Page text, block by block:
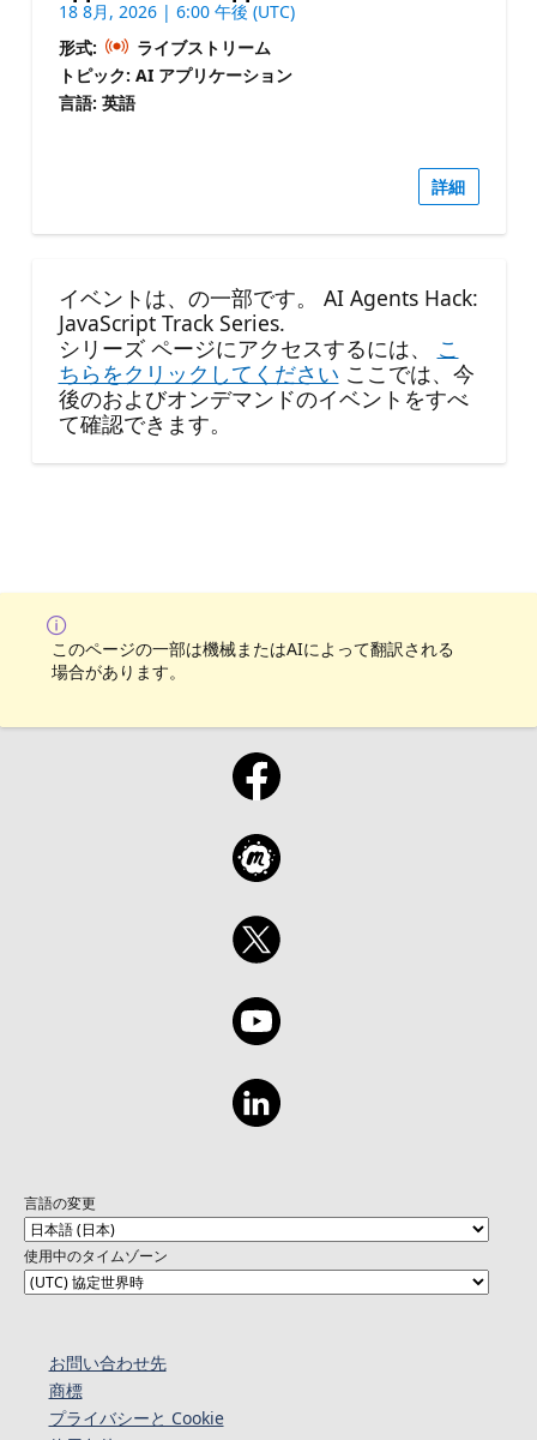
18 8月, 2026 | 6:00 午後 (UTC)
形式:
ライブストリーム
トピック: AI アプリケーション
言語: 英語
詳細
イベントは、の一部です。 AI Agents Hack:
JavaScript Track Series.
シリーズ ページにアクセスするには、
こ
ちらをクリックしてください ここでは、今
後のおよびオンデマンドのイベントをすべ
て確認できます。
このページの一部は機械またはAIによって翻訳される
場合があります。
言語の変更
使用中のタイムゾーン
お問い合わせ先
商標
プライバシーと Cookie